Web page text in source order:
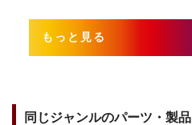
もっと見る
同じジャンルのパーツ・製品